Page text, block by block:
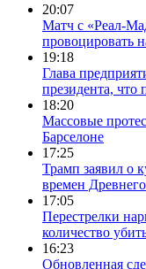
20:07
Матч с «Реал-
провоцировать
19:18
Глава
президента, что
18:20
Массовые
Барселоне
17:25
Трамп заявил о
времен
17:05
Перестрелки
количество
16:23
Обновленная